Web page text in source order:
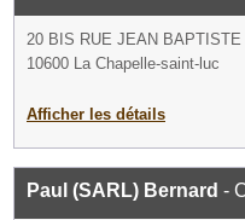
20 BIS RUE JEAN BAPTISTE
10600 La Chapelle-saint-luc
Afficher les détails
Paul (SARL) Bernard -